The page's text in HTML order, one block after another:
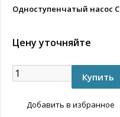
Одноступенчатый насос
Цену уточняйте
Добавить в избранное